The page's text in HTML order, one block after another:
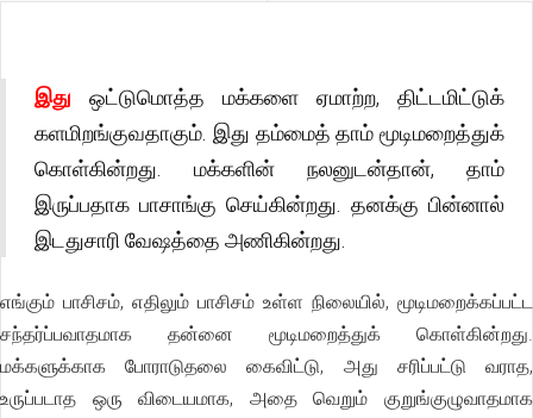
இது ஒட்டுமொத்த மக்களை ஏமாற்ற, திட்டமிட்டுக்
களமிறங்குவதாகும். இது தம்மைத் தாம் மூடிமறைத்துக்
கொள்கின்றது. மக்களின் நலனுடன்தான், தாம்
இருப்பதாக பாசாங்கு செய்கின்றது. தனக்கு பின்னால்
இடதுசாரி வேஷத்தை அணிகின்றது.
எங்கும் பாசிசம், எதிலும் பாசிசம் உள்ள நிலையில், மூடிமறைக்கப்பட்ட
சந்தர்ப்பவாதமாக தன்னை மூடிமறைத்துக் கொள்கின்றது.
மக்களுக்காக போராடுதலை கைவிட்டு, அது சரிப்பட்டு வராத,
உருப்படாத ஒரு விடையமாக, அதை வெறும் குறுங்குழுவாதமாக